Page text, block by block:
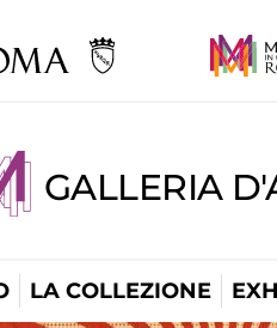
GALLERIA
LA COLLEZIONE